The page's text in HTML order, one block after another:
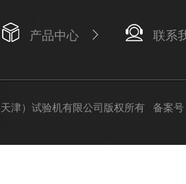
产品中心 联系
津）试验机有限公司版权所有 备案号